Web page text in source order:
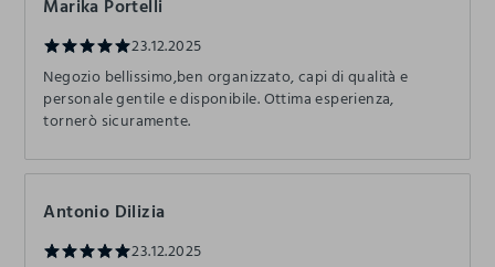
Marika Portelli
23.12.2025
Negozio bellissimo,ben organizzato, capi di qualità e
personale gentile e disponibile. Ottima esperienza,
tornerò sicuramente.
Antonio Dilizia
23.12.2025